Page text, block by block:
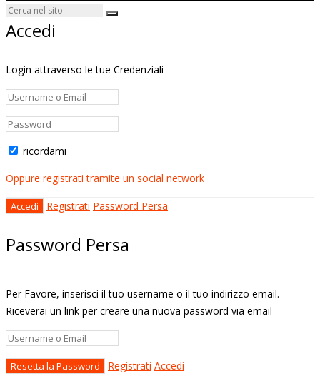
Accedi
Login attraverso le tue Credenziali
ricordami
Oppure registrati tramite un social network
Registrati Password Persa
Password Persa
Per Favore, inserisci il tuo username o il tuo indirizzo email.
Riceverai un link per creare una nuova password via email
Registrati Accedi